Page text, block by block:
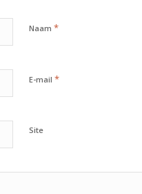
Naam*
E-mail*
Site